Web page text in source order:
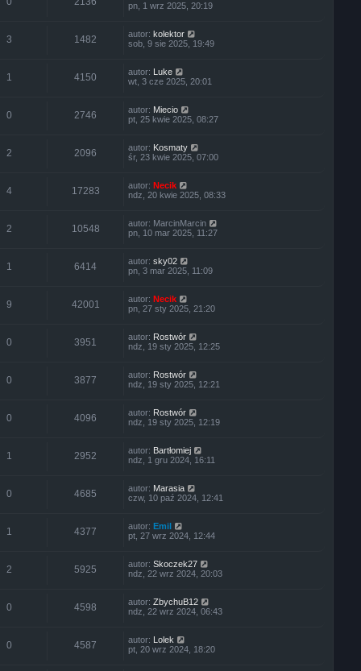
pn, 1 wrz 2025, 20:19
3 1482 autor:kolektor
sob, 9 sie 2025, 19:49
1 4150 autor: Luke
wt, 3 cze 2025, 20:01
0 2746 autor: Miecio
pt, 25 kwie 2025, 08:27
2 2096 autor: Kosmaty
śr, 23 kwie 2025, 07:00
4 17283 autor:Necik
ndz, 20 kwie 2025, 08:33
2 10548 autor: MarcinMarcin
pn, 10 mar 2025, 11:27
1 6414 autor:sky02
pn, 3 mar 2025, 11:09
9 42001 autor:Necik
pn, 27 sty 2025, 21:20
0 3951 autor: Rostwór
ndz, 19 sty 2025, 12:25
0 3877 autor: Rostwór
ndz, 19 sty 2025, 12:21
0 4096 autor: Rostwór
ndz, 19 sty 2025, 12:19
1 2952 autor: Bartłomiej
ndz, 1 gru 2024, 16:11
0 4685 autor: Marasia
czw, 10 paź 2024, 12:41
1 4377 autor:Emil
pt, 27 wrz 2024, 12:44
2 5925 autor:Skoczek27
ndz, 22 wrz 2024, 20:03
0 4598 autor:ZbychuB12
ndz, 22 wrz 2024, 06:43
0 4587 autor: Lolek
pt, 20 wrz 2024, 18:20